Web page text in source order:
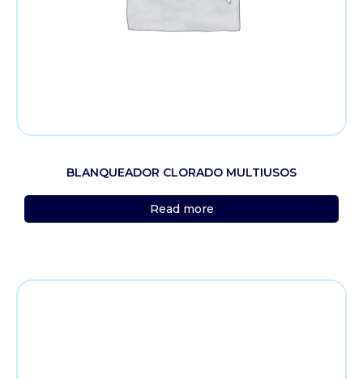
BLANQUEADOR CLORADO MULTIUSOS
Read more